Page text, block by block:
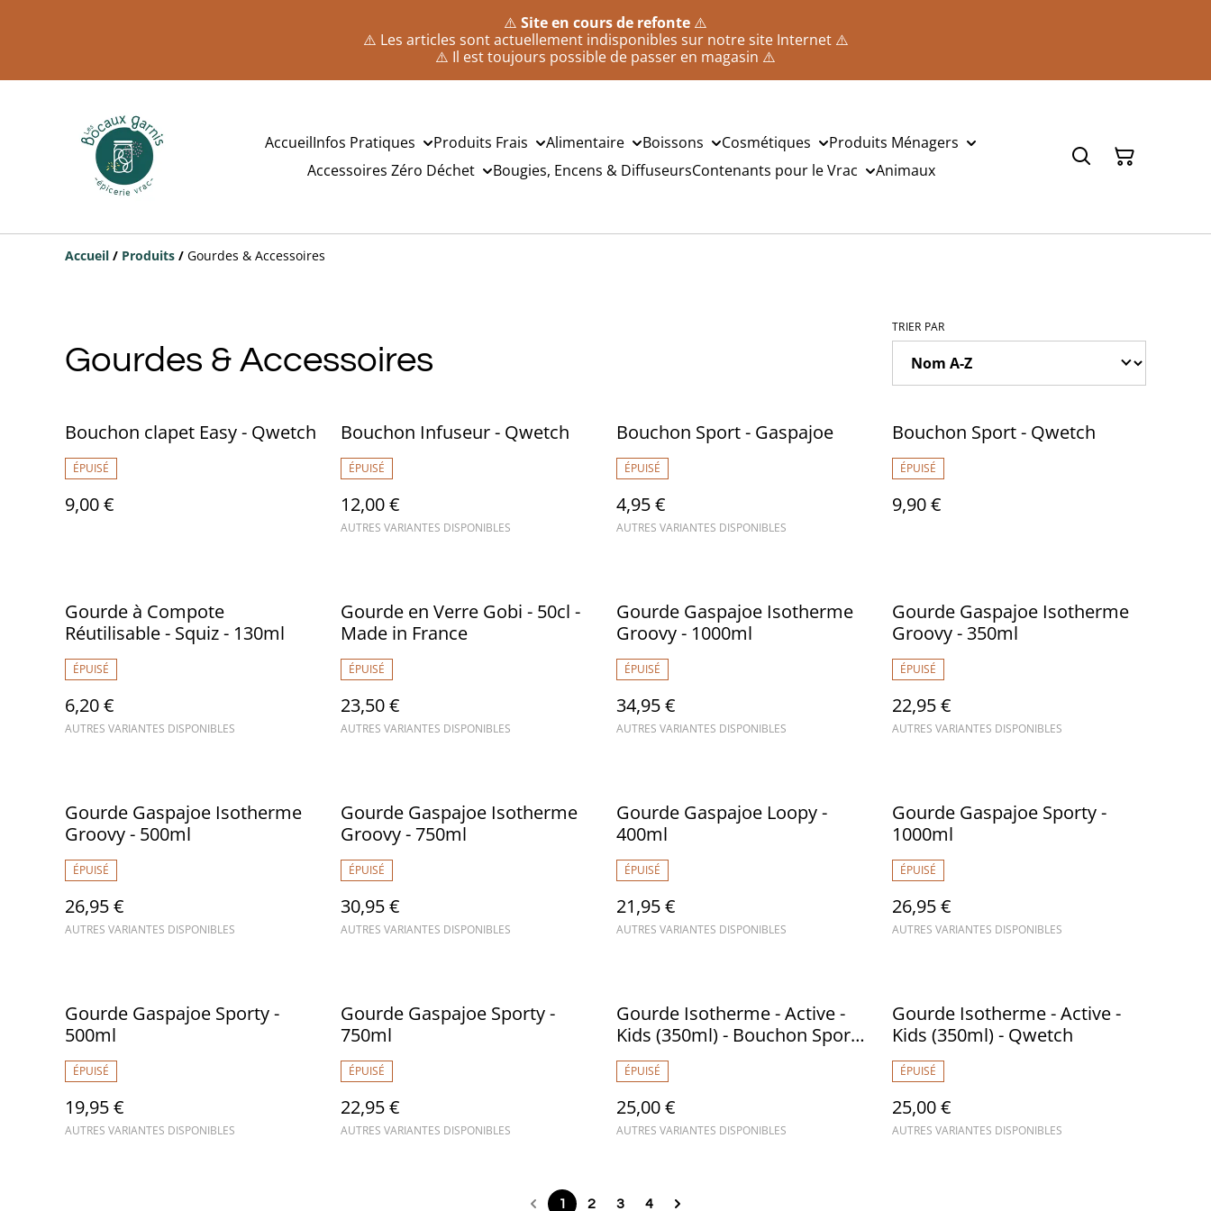
⚠️ Site en cours de refonte ⚠️
⚠️ Les articles sont actuellement indisponibles sur notre site Internet ⚠️
⚠️ Il est toujours possible de passer en magasin ⚠️
AccueilInfos Pratiques Produits Frais Alimentaire Boissons Cosmétiques
Produits Ménagers
Accessoires Zéro Déchet
Bougies, Encens & DiffuseursContenants pour le Vrac Animaux
Accueil / Produits / Gourdes & Accessoires
Gourdes & Accessoires
TRIER PAR
Bouchon clapet Easy - Qwetch
ÉPUISÉ
9,00 €
Bouchon Infuseur - Qwetch
ÉPUISÉ
12,00 €
AUTRES VARIANTES DISPONIBLES
Bouchon Sport - Gaspajoe
ÉPUISÉ
4,95 €
AUTRES VARIANTES DISPONIBLES
Bouchon Sport - Qwetch
ÉPUISÉ
9,90 €
Gourde à Compote
Réutilisable - Squiz - 130ml
ÉPUISÉ
6,20 €
AUTRES VARIANTES DISPONIBLES
Gourde en Verre Gobi - 50cl -
Made in France
ÉPUISÉ
23,50 €
AUTRES VARIANTES DISPONIBLES
Gourde Gaspajoe Isotherme
Groovy - 1000ml
ÉPUISÉ
34,95 €
AUTRES VARIANTES DISPONIBLES
Gourde Gaspajoe Isotherme
Groovy - 350ml
ÉPUISÉ
22,95 €
AUTRES VARIANTES DISPONIBLES
Gourde Gaspajoe Isotherme
Groovy - 500ml
ÉPUISÉ
26,95 €
AUTRES VARIANTES DISPONIBLES
Gourde Gaspajoe Isotherme
Groovy - 750ml
ÉPUISÉ
30,95 €
AUTRES VARIANTES DISPONIBLES
Gourde Gaspajoe Loopy -
400ml
ÉPUISÉ
21,95 €
AUTRES VARIANTES DISPONIBLES
Gourde Gaspajoe Sporty -
1000ml
ÉPUISÉ
26,95 €
AUTRES VARIANTES DISPONIBLES
Gourde Gaspajoe Sporty -
500ml
ÉPUISÉ
19,95 €
AUTRES VARIANTES DISPONIBLES
Gourde Gaspajoe Sporty -
750ml
ÉPUISÉ
22,95 €
AUTRES VARIANTES DISPONIBLES
Gourde Isotherme - Active -
Kids (350ml) - Bouchon Sport -
Qwetch
ÉPUISÉ
25,00 €
AUTRES VARIANTES DISPONIBLES
Gourde Isotherme - Active -
Kids (350ml) - Qwetch
ÉPUISÉ
25,00 €
AUTRES VARIANTES DISPONIBLES
1 2 3 4